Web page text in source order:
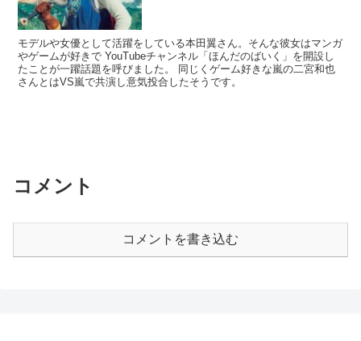
モデルや女優として活躍をしている本田翼さん。そんな彼女はマンガ
やゲームが好きで YouTubeチャンネル「ほんだのばいく」を開設し
たことが一躍話題を呼びました。 同じくゲーム好きな嵐の二宮和也
さんとはVS嵐で共演し意気投合したそうです。
コメント
コメントを書き込む